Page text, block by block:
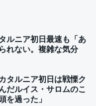
ルニア初日最速も「あ
れない。複雑な気分
タルニア初日は戦慄ク
だルイス・サロムのこ
を過った」